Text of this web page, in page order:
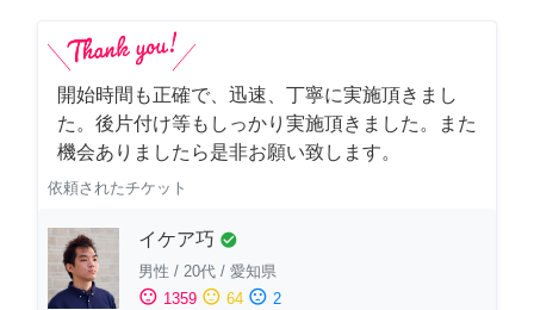
開始時間も正確で、迅速、丁寧に実施頂きまし
た。後片付け等もしっかり実施頂きました。また
機会ありましたら是非お願い致します。
依頼されたチケット
イケア巧 check_circle
男性 / 20代 / 愛知県
sentiment_satisfied 1359 sentiment_neutral 64 sentiment_dissatisfied 2